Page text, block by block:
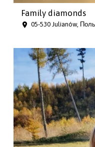
Family diamonds
05-530 Julianów,